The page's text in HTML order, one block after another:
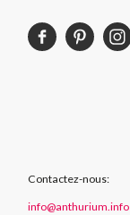
Contactez-nous:
info@anthurium.info